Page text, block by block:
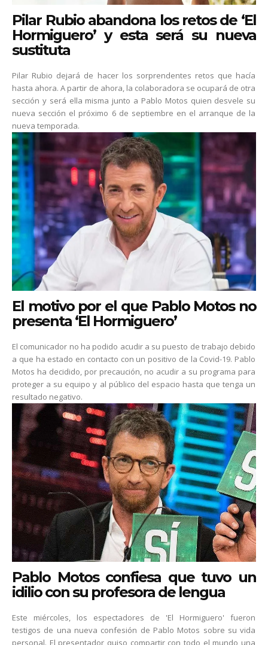
Pilar Rubio abandona los retos de ‘El
Hormiguero’ y esta será su nueva
sustituta
Pilar Rubio dejará de hacer los sorprendentes retos que hacía
hasta ahora. A partir de ahora, la colaboradora se ocupará de otra
sección y será ella misma junto a Pablo Motos quien desvele su
nueva sección el próximo 6 de septiembre en el arranque de la
nueva temporada.
El motivo por el que Pablo Motos no
presenta ‘El Hormiguero’
El comunicador no ha podido acudir a su puesto de trabajo debido
a que ha estado en contacto con un positivo de la Covid-19. Pablo
Motos ha decidido, por precaución, no acudir a su programa para
proteger a su equipo y al público del espacio hasta que tenga un
resultado negativo.
Pablo Motos confiesa que tuvo un
idilio con su profesora de lengua
Este miércoles, los espectadores de 'El Hormiguero' fueron
testigos de una nueva confesión de Pablo Motos sobre su vida
personal. El presentador quiso compartir con todo el mundo una